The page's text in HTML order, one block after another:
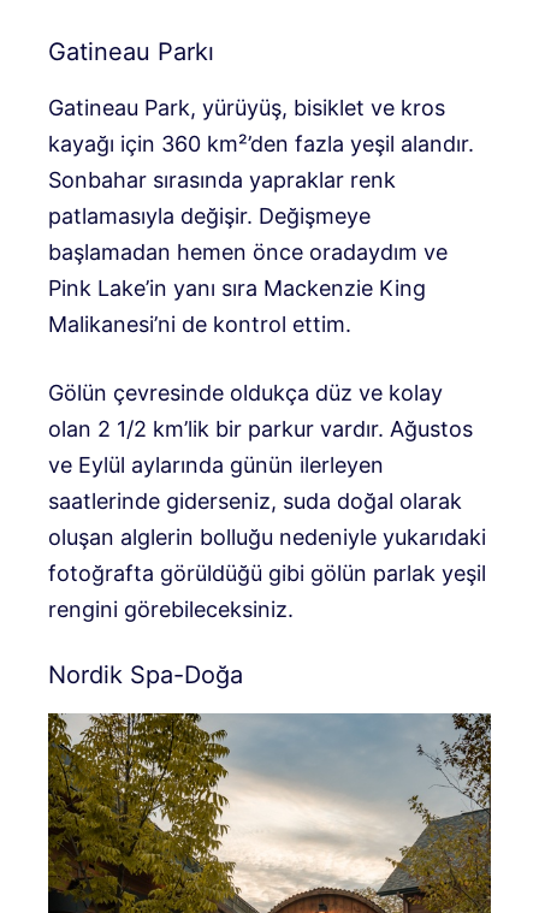
Gatineau Parkı
Gatineau Park, yürüyüş, bisiklet ve kros
kayağı için 360 km²’den fazla yeşil alandır.
Sonbahar sırasında yapraklar renk
patlamasıyla değişir. Değişmeye
başlamadan hemen önce oradaydım ve
Pink Lake’in yanı sıra Mackenzie King
Malikanesi’ni de kontrol ettim.
Gölün çevresinde oldukça düz ve kolay
olan 2 1/2 km’lik bir parkur vardır. Ağustos
ve Eylül aylarında günün ilerleyen
saatlerinde giderseniz, suda doğal olarak
oluşan alglerin bolluğu nedeniyle yukarıdaki
fotoğrafta görüldüğü gibi gölün parlak yeşil
rengini görebileceksiniz.
Nordik Spa-Doğa